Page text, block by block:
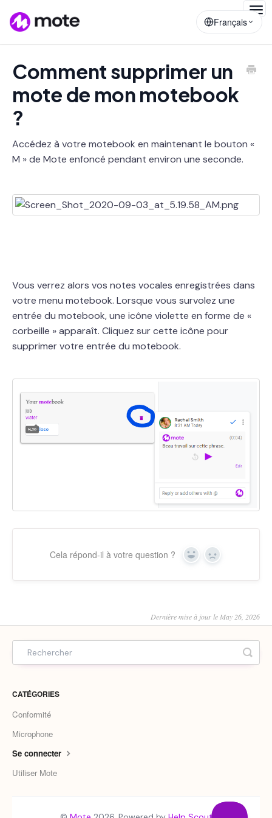
Français
Comment supprimer un
mote de mon motebook
?
Accédez à votre motebook en maintenant le bouton «
M » de Mote enfoncé pendant environ une seconde.
Vous verrez alors vos notes vocales enregistrées dans
votre menu motebook. Lorsque vous survolez une
entrée du motebook, une icône violette en forme de «
corbeille » apparaît. Cliquez sur cette icône pour
supprimer votre entrée du motebook.
Cela répond-il à votre question ? Yes No
Dernière mise à jour le May 26, 2026
CATÉGORIES
Conformité
Microphone
Se connecter
Utiliser Mote